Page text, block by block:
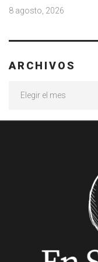
8 agosto, 2026
ARCHIVOS